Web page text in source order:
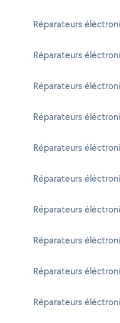
Réparateurs
Réparateurs
Réparateurs
Réparateurs
Réparateurs
Réparateurs
Réparateurs
Réparateurs
Réparateurs
Réparateurs